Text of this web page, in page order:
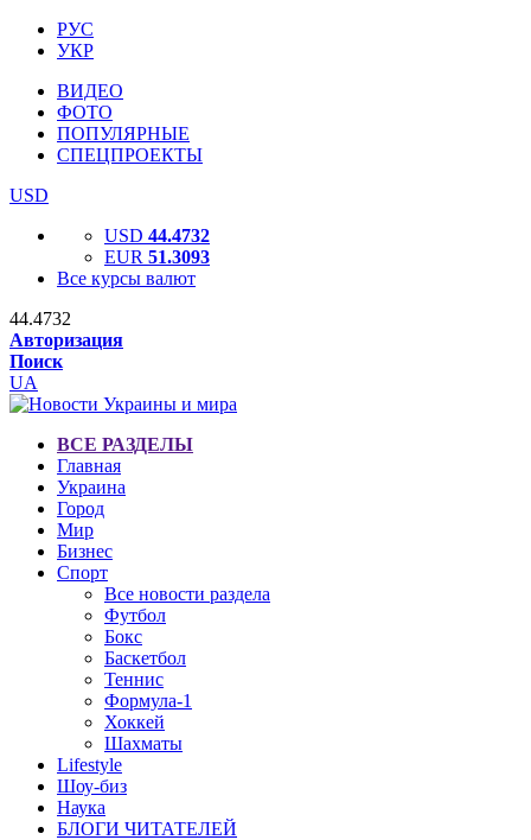
РУС
УКР
ВИДЕО
ФОТО
ПОПУЛЯРНЫЕ
СПЕЦПРОЕКТЫ
USD
USD 44.4732
EUR 51.3093
Все курсы валют
44.4732
Авторизация
Поиск
UA
ВСЕ РАЗДЕЛЫ
Главная
Украина
Город
Мир
Бизнес
Спорт
Все новости раздела
Футбол
Бокс
Баскетбол
Теннис
Формула-1
Хоккей
Шахматы
Lifestyle
Шоу-биз
Наука
БЛОГИ ЧИТАТЕЛЕЙ